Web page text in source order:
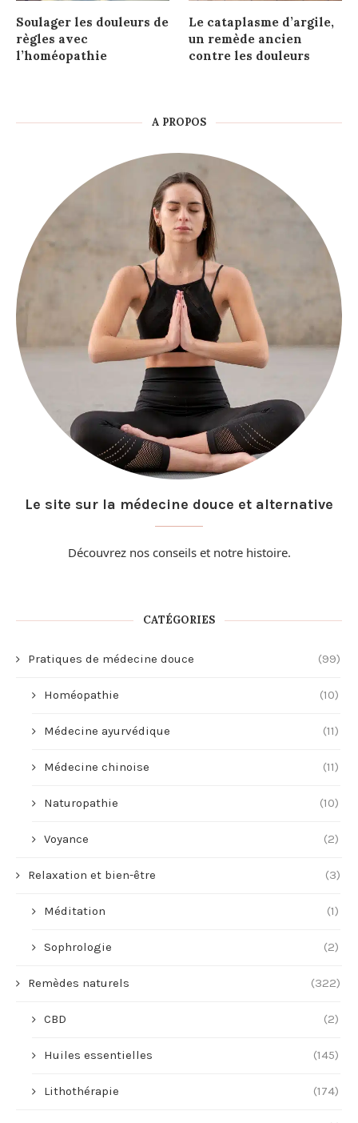
Soulager les douleurs de
règles avec
l’homéopathie
Le cataplasme d’argile,
un remède ancien
contre les douleurs
A PROPOS
Le site sur la médecine douce et alternative
Découvrez nos conseils et notre histoire.
CATÉGORIES
Pratiques de médecine douce (99)
Homéopathie (10)
Médecine ayurvédique (11)
Médecine chinoise (11)
Naturopathie (10)
Voyance (2)
Relaxation et bien-être (3)
Méditation (1)
Sophrologie (2)
Remèdes naturels (322)
CBD (2)
Huiles essentielles (145)
Lithothérapie (174)